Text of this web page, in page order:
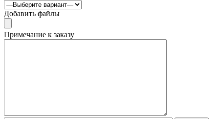
Добавить файлы
Примечание к заказу